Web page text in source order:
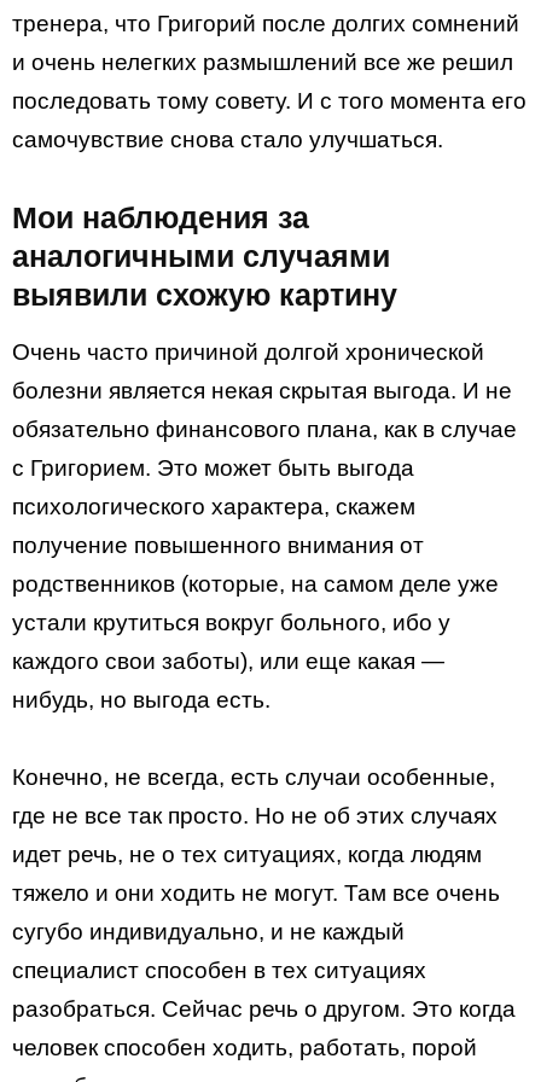
тренера, что Григорий после долгих сомнений
и очень нелегких размышлений все же решил
последовать тому совету. И с того момента его
самочувствие снова стало улучшаться.
Мои наблюдения за
аналогичными случаями
выявили схожую картину
Очень часто причиной долгой хронической
болезни является некая скрытая выгода. И не
обязательно финансового плана, как в случае
с Григорием. Это может быть выгода
психологического характера, скажем
получение повышенного внимания от
родственников (которые, на самом деле уже
устали крутиться вокруг больного, ибо у
каждого свои заботы), или еще какая —
нибудь, но выгода есть.
Конечно, не всегда, есть случаи особенные,
где не все так просто. Но не об этих случаях
идет речь, не о тех ситуациях, когда людям
тяжело и они ходить не могут. Там все очень
сугубо индивидуально, и не каждый
специалист способен в тех ситуациях
разобраться. Сейчас речь о другом. Это когда
человек способен ходить, работать, порой